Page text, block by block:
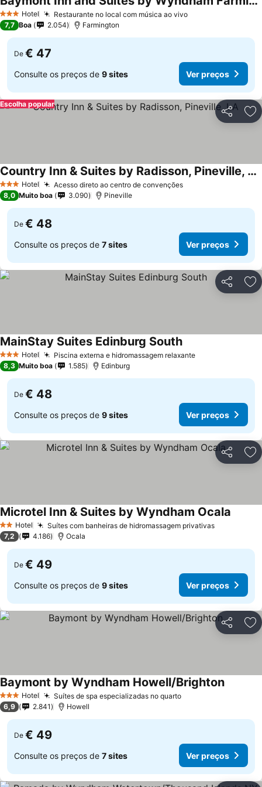
3 EstrelasHotel Restaurante no local com música ao vivoVer preços
Ver preços
7,7 Boa 2.054 Farmington
De € 47
Consulte os preços de 9 sites Ver preços
Partilhar
Escolha popular
3 EstrelasHotel Acesso direto ao centro de convençõesVer preços
Country Inn & Suites by Radisson, Pineville, LA
Ver preços
8,0 Muito boa 3.090 Pineville
De € 48
Consulte os preços de 7 sites Ver preços
Partilhar
3 EstrelasHotel Piscina externa e hidromassagem relaxanteVer preços
MainStay Suites Edinburg SouthVer preços
8,3 Muito boa 1.585 Edinburg
De € 48
Consulte os preços de 9 sites Ver preços
Partilhar
2 Estrelas
Hotel Suítes com banheiras de hidromassagem privativasVer preços
Microtel Inn & Suites by Wyndham Ocala
7,2 4.186 Ocala
De € 49
Consulte os preços de 9 sites Ver preços
Partilhar
3 EstrelasHotel Suítes de spa especializadas no quartoVer preços
Baymont by Wyndham Howell/BrightonVer
6,9 2.841 Howell
De € 49
Consulte os preços de 7 sites Ver preços